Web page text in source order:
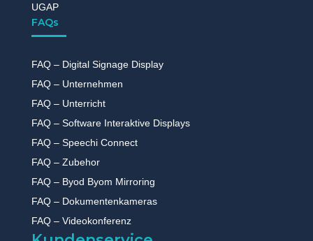
UGAP
FAQs
FAQ – Digital Signage Display
FAQ – Unternehmen
FAQ – Unterricht
FAQ – Software Interaktive Displays
FAQ – Speechi Connect
FAQ – Zubehor
FAQ – Byod Byom Mirroring
FAQ – Dokumentenkameras
FAQ – Videokonferenz